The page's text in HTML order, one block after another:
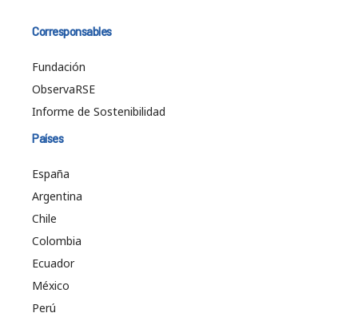
Corresponsables
Fundación
ObservaRSE
Informe de Sostenibilidad
Países
España
Argentina
Chile
Colombia
Ecuador
México
Perú